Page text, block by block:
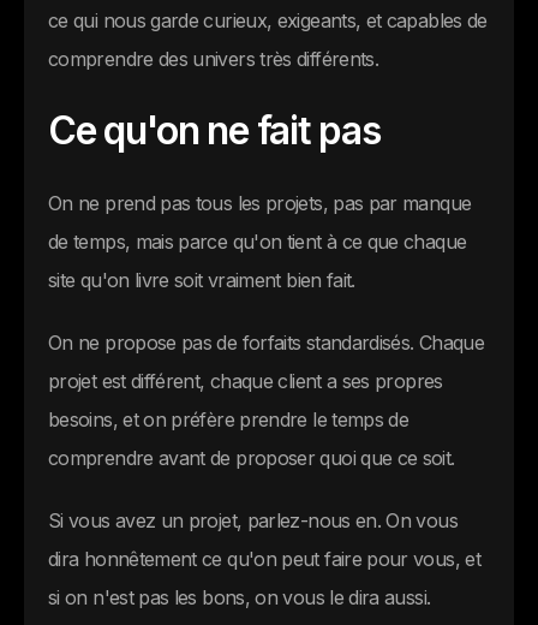
ce qui nous garde curieux, exigeants, et capables de
comprendre des univers très différents.
Ce qu'on ne fait pas
On ne prend pas tous les projets, pas par manque
de temps, mais parce qu'on tient à ce que chaque
site qu'on livre soit vraiment bien fait.
On ne propose pas de forfaits standardisés. Chaque
projet est différent, chaque client a ses propres
besoins, et on préfère prendre le temps de
comprendre avant de proposer quoi que ce soit.
Si vous avez un projet, parlez-nous en. On vous
dira honnêtement ce qu'on peut faire pour vous, et
si on n'est pas les bons, on vous le dira aussi.